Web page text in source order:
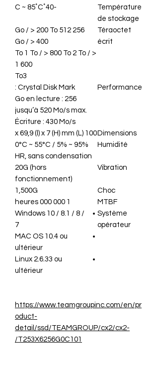
Température
de stockage
-40˚C ~ 85˚C
Téraoctet
écrit
256 Go / > 200 To 512
Go / > 400
To 1 To / > 800 To 2 To / >
1 600
To3
Performance
Crystal Disk Mark :
256 Go en lecture :
jusqu’à 520 Mo/s max.
Écriture : 430 Mo/s
Dimensions
100 (L) x 69,9 (l) x 7 (H) mm
Humidité
0°C ~ 55°C / 5% ~ 95%
HR, sans condensation
Vibration
20G (hors
fonctionnement)
Choc
1,500G
MTBF
1 000 000 heures
Système
opérateur
Windows 10 / 8.1 / 8 /
7
MAC OS 10.4 ou
ultérieur
Linux 2.6.33 ou
ultérieur
https://www.teamgroupinc.com/en/pr
oduct-
detail/ssd/TEAMGROUP/cx2/cx2-
T253X6256G0C101/